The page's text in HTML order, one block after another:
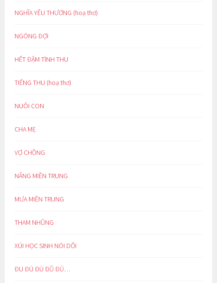
NGHĨA YÊU THƯƠNG (hoạ thơ)
NGÓNG ĐỢI
HẾT ĐẬM TÌNH THU
TIẾNG THU (hoạ thơ)
NUÔI CON
CHA MẸ
VỢ CHỒNG
NẮNG MIỀN TRUNG
MƯA MIỀN TRUNG
THAM NHŨNG
XÚI HỌC SINH NÓI DỐI
ĐU ĐÚ ĐÙ ĐŨ ĐỦ…